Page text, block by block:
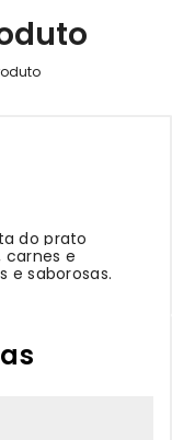
do prato
e
e saborosas.